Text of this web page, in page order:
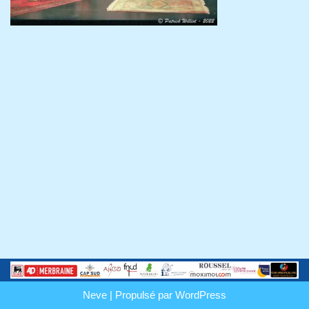
Neve | Propulsé par WordPress